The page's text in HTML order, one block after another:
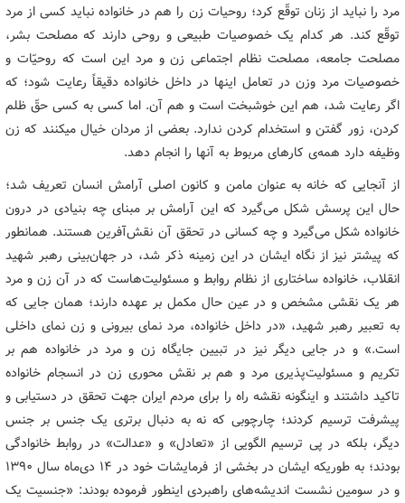
مرد را نباید از زنان توقّع کرد؛ روحیات زن را هم در خانواده نباید کسی از مرد
توقّع کند. هر کدام یک خصوصیات طبیعی و روحی دارند که مصلحت بشر،
مصلحت جامعه، مصلحت نظام اجتماعی زن و مرد این است که روحیّات و
خصوصیات مرد وزن در تعامل اینها در داخل خانواده دقیقاً رعایت شود؛ که
اگر رعایت شد، هم این خوشبخت است و هم آن. اما کسی به کسی حقّ ظلم
کردن، زور گفتن و استخدام کردن ندارد. بعضی از مردان خیال میکنند که زن
وظیفه دارد همه‌ی کارهای مربوط به آنها را انجام دهد.
از آنجایی که خانه به عنوان مامن و کانون اصلی آرامش انسان تعریف شد؛‌
حال این پرسش شکل می‌گیرد که این آرامش بر مبنای چه بنیادی در درون
خانواده شکل می‌گیرد و چه کسانی در تحقق آن نقش‌آفرین هستند. همانطور
که پیشتر نیز از نگاه ایشان در این زمینه ذکر شد،‌ در جهان‌بینی رهبر شهید
انقلاب، خانواده ساختاری از نظام روابط و مسئولیت‌هاست که در آن زن و مرد
هر یک نقشی مشخص و در عین حال مکمل بر عهده دارند؛ همان جایی که
به تعبیر رهبر شهید، «در داخل خانواده، مرد نمای بیرونی و زن نمای داخلی
است.» و در جایی دیگر نیز در تبیین جایگاه زن و مرد در خانواده هم بر
تکریم و مسئولیت‌پذیری مرد و هم بر نقش محوری زن در انسجام خانواده
تاکید داشتند و اینگونه نقشه راه را برای مردم ایران جهت تحقق در دستیابی و
پیشرفت ترسیم کردند؛ چارچوبی که نه به دنبال برتری یک جنس بر جنس
دیگر، بلکه در پی ترسیم الگویی از «تعادل» و «عدالت» در روابط خانوادگی
بودند؛ به طوریکه ایشان در بخشی از فرمایشات خود در ۱۴ دی‌ماه سال ۱۳۹۰
و در سومین نشست اندیشه‌های راهبردی اینطور فرموده بودند: «جنسیت یک